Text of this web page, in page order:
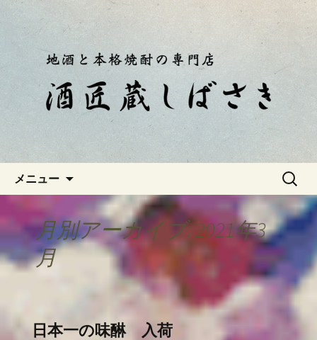
静岡・南伊豆の酒屋「酒匠蔵し
ばさき」のブログ
静岡・南伊豆の酒屋「酒匠蔵しばさ
き」おやじのつぶやき
メニュー
検
月別アーカイブ: 2021年3
月
日本一の味醂 入荷